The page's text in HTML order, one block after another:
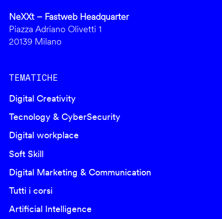
NeXXt – Fastweb Headquarter
Piazza Adriano Olivetti 1
20139 Milano
TEMATICHE
Digital Creativity
Tecnology & CyberSecurity
Digital workplace
Soft Skill
Digital Marketing & Communication
Tutti i corsi
Artificial Intelligence